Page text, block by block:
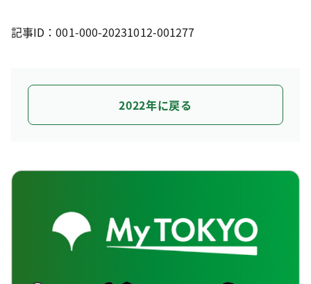
記事ID：001-000-20231012-001277
2022年に戻る